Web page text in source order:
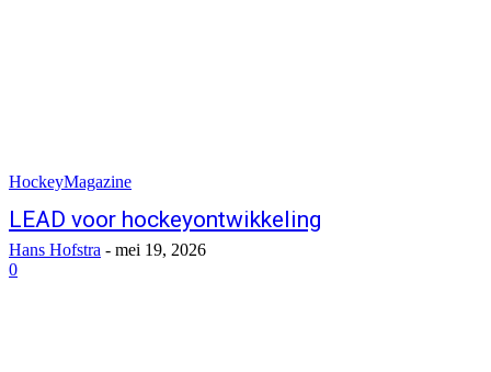
HockeyMagazine
LEAD voor hockeyontwikkeling
Hans Hofstra - mei 19, 2026
0